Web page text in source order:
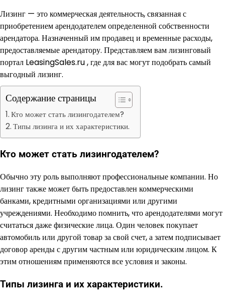
Лизинг — это коммерческая деятельность, связанная с
приобретением арендодателем определенной собственности
арендатора. Назначенный им продавец и временные расходы,
предоставляемые арендатору. Представляем вам лизинговый
портал LeasingSales.ru , где для вас могут подобрать самый
выгодный лизинг.
Содержание страницы
Кто может стать лизингодателем?
Типы лизинга и их характеристики.
Кто может стать лизингодателем?
Обычно эту роль выполняют профессиональные компании. Но
лизинг также может быть предоставлен коммерческими
банками, кредитными организациями или другими
учреждениями. Необходимо помнить, что арендодателями могут
считаться даже физические лица. Один человек покупает
автомобиль или другой товар за свой счет, а затем подписывает
договор аренды с другим частным или юридическим лицом. К
этим отношениям применяются все условия и законы.
Типы лизинга и их характеристики.